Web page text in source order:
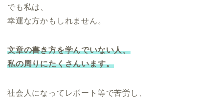
でも私は、
幸運な方かもしれません。
文章の書き方を学んでいない人、
私の周りにたくさんいます。
社会人になってレポート等で苦労し、